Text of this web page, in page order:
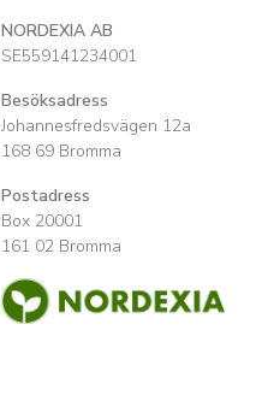
NORDEXIA AB
SE559141234001
Besöksadress
Johannesfredsvägen 12a
168 69 Bromma
Postadress
Box 20001
161 02 Bromma